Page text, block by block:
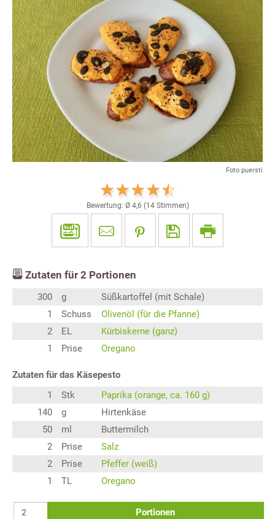
Foto puersti
Bewertung: Ø 4,6 (14Stimmen)
Zutaten für 2 Portionen
300 g
Süßkartoffel (mit Schale)
1
Schuss
Olivenöl (für die Pfanne)
2
EL
Kürbiskerne (ganz)
1
Prise Oregano
Zutaten für das Käsepesto
1
Stk
Paprika (orange, ca. 160 g)
140
g
Hirtenkäse
50
ml
Buttermilch
2
Prise
Salz
2
Prise
Pfeffer (weiß)
1
TL Oregano
Portionen